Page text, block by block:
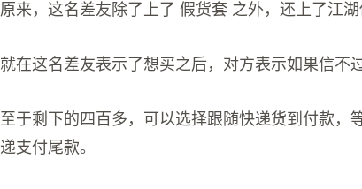
原来，这名差友除了上了 假货套 之外，还上了江湖
就在这名差友表示了想买之后，对方表示如果信不
至于剩下的四百多，可以选择跟随快递货到付款，
递支付尾款。